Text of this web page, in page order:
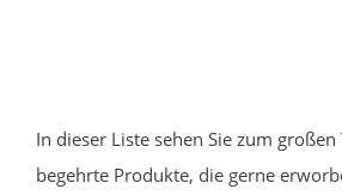
In dieser Liste sehen Sie zum
begehrte Produkte, die gerne